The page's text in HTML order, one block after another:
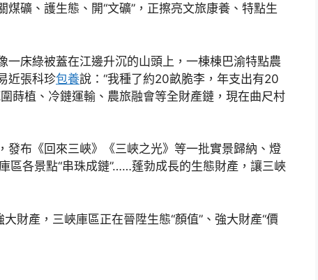
礦、護生態、開“文礦”，正擦亮文旅康養、特點生
一床綠被蓋在江邊升沉的山頭上，一棟棟巴渝特點農
近張科珍包養說：“我種了約20畝脆李，年支出有20
蒔植、冷鏈運輸、農旅融會等全財產鏈，現在曲尺村
發布《回來三峽》《三峽之光》等一批實景歸納、燈
區各景點“串珠成鏈”……蓬勃成長的生態財產，讓三峽
財產，三峽庫區正在晉陞生態“顏值”、強大財產“價